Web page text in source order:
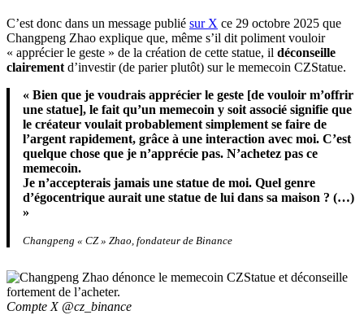
C’est donc dans un message publié sur X ce 29 octobre 2025 que
Changpeng Zhao explique que, même s’il dit poliment vouloir
« apprécier le geste » de la création de cette statue, il déconseille
clairementd’investir (de parier plutôt) sur le memecoin CZStatue.
« Bien que je voudrais apprécier le geste [de vouloir m’offrir
une statue], le fait qu’un memecoin y soit associé signifie que
le créateur voulait probablement simplement se faire de
l’argent rapidement, grâce à une interaction avec moi. C’est
quelque chose que je n’apprécie pas. N’achetez pas ce
memecoin.
Je n’accepterais jamais une statue de moi. Quel genre
d’égocentrique aurait une statue de lui dans sa maison ? (…)
»
Changpeng « CZ » Zhao, fondateur de Binance
Compte X @cz_binance